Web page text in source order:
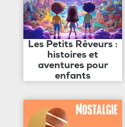
Les Petits Rêveurs :
histoires et
aventures pour
enfants